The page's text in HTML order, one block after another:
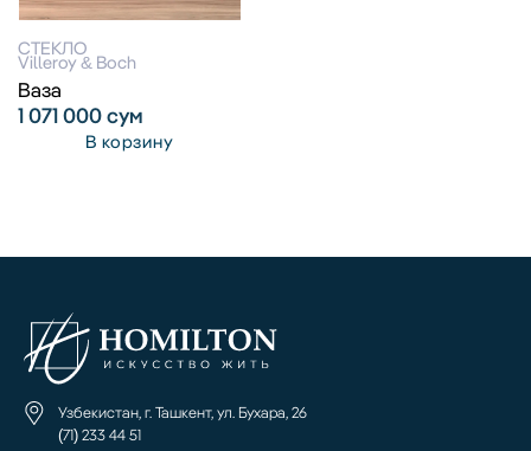
СТЕКЛО
Villeroy & Boch
Ваза
1 071 000сум
В корзину
Узбекистан, г. Ташкент, ул. Бухара, 26
(71) 233 44 51